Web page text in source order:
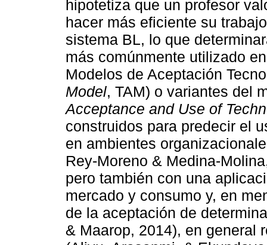
hipotetiza que un profesor
hacer más eficiente su
sistema BL, lo que
más comúnmente utilizado
Modelos de Aceptación
Model, TAM) o variantes del
Acceptance and Use of
construidos para predecir el
en ambientes
Rey-Moreno & Medina-
pero también con una
mercado y consumo y, en
de la aceptación de
& Maarop, 2014), en general